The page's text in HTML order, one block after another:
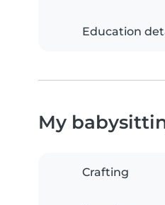
Education
My
Crafting